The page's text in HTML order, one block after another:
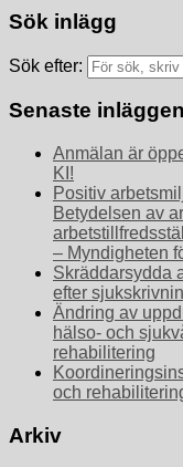
Sök inlägg
Sök efter:
Senaste inläggen
Anmälan är
KI!
Positiv
Betydelsen av
– Myndigheten
Skräddarsydda
efter
Ändring av
hälso- och
rehabilitering
och
Arkiv